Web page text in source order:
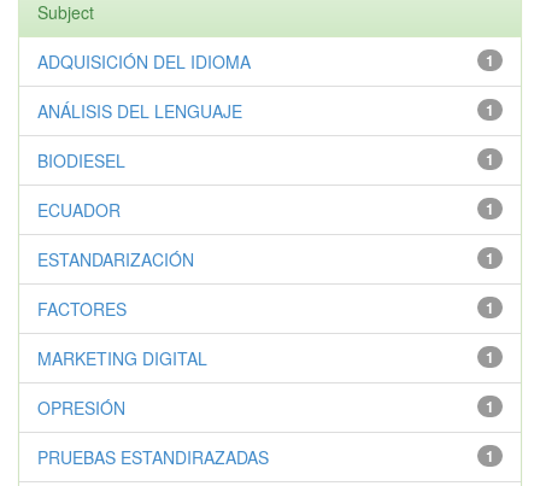
Subject
1
ADQUISICIÓN DEL IDIOMA
1
ANÁLISIS DEL LENGUAJE
1
BIODIESEL
1
ECUADOR
1
ESTANDARIZACIÓN
1
FACTORES
1
MARKETING DIGITAL
1
OPRESIÓN
1
PRUEBAS ESTANDIRAZADAS